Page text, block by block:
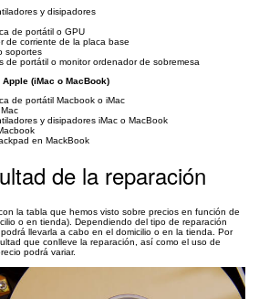
y disipadores
de portátil o GPU
de corriente de la placa base
soportes
de portátil o monitor ordenador de sobremesa
(iMac o MacBook)
de portátil Macbook o iMac
y disipadores iMac o MacBook
en MackBook
de la reparación
la tabla que hemos visto sobre precios en función de
o en tienda). Dependiendo del tipo de reparación
llevarla a cabo en el domicilio o en la tienda. Por
que conlleve la reparación, así como el uso de
podrá variar.